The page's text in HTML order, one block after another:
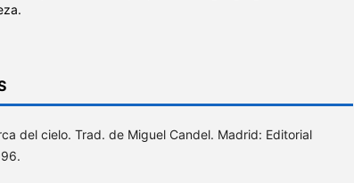
del cielo. Trad. de Miguel Candel. Madrid: Editorial